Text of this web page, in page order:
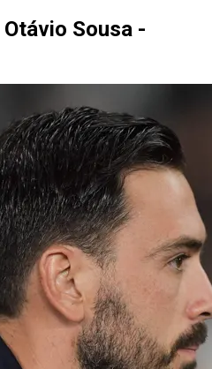
Otávio Sousa -